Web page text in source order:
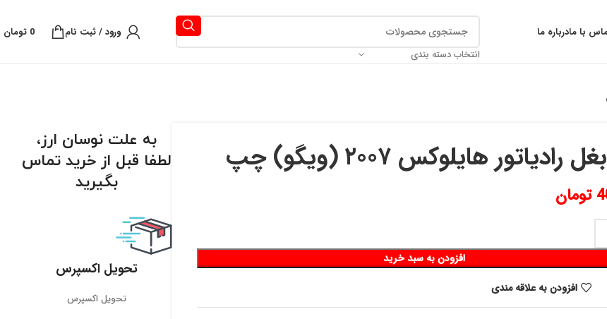
با مادرباره ما
انتخاب دسته بندی
ورود / ثبت نام 0 تومان
هايلوكس ٢٠٠٧ (ويگو) چپ
تومان
افزودن به سبد خرید
افزودن به علاقه مندی
به علت نوسان ارز،
لطفا قبل از خرید تماس
بگیرید
تحویل اکسپرس
تحویل اکسپرس